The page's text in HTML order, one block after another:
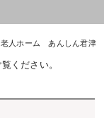
老人ホーム あんしん君津
ください。